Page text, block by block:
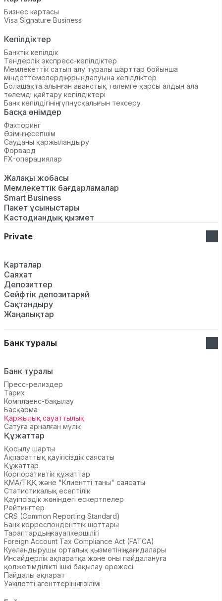
Бизнес картасы
Visa Signature Business
Кепілдіктер
Банктік кепілдік
Тендерлік экспресс-кепілдіктер
Мемлекеттік сатып алу туралы шарттар бойынша
міндеттемелердің орындалуына кепілдіктер
Болашақта алынған аванстық төлемге қарсы алдын ала
төлемді қайтару кепілдіктері
Банк кепілдігінің түпнұсқалығын тексеру
Басқа өнімдер
Факторинг
Өзімнің есепшім
Сауданы қаржыландыру
Форвард
FX-операциялар
Жалақы жобасы
Мемлекеттік бағдарламалар
Smart Business
Пакет ұсыныстары
Кастодиандық қызмет
Private
Карталар
Саяхат
Депозиттер
Сейфтік депозитарий
Сақтандыру
Жаңалықтар
Банк туралы
Банк туралы
Пресс-релиздер
Тарих
Комплаенс-бақылау
Басқарма
Қаржылық сауаттылық
Сатуға арналған мүлік
Құжаттар
Қосылу шарты
Ақпараттық қауіпсіздік саясаты
Құжаттар
Корпоративтік құжаттар
ҚМА/ТҚҚ және "Клиентті таны" саясаты
Статистикалық есептілік
Қауіпсіздік жөніндегі ескертпелер
Рейтингтер
CRS (Common Reporting Standard)
Банк корреспонденттік шоттары
Тараптардың жауапкершілігі
Foreign Account Tax Compliance Act (FATCA)
Куәландырушы орталық қызметінің қағидалары
Инсайдерлік ақпаратқа және оны пайдалануға
қолжетімділікті ішкі бақылау ережесі
Пайдалы ақпарат
Уәкілетті агенттерінің тізілімі